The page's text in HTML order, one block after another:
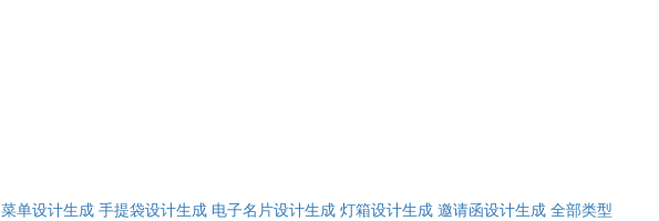
菜单设计生成 手提袋设计生成 电子名片设计生成 灯箱设计生成 邀请函设计生成 全部类型